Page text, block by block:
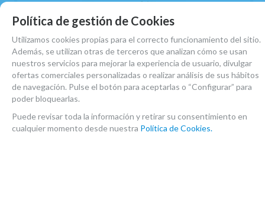
DONDEYNE, DESIRE.- SINFONIA DE LOS
CLARINETES SEXTETO CLARINETES
(PARTES)
EN STOCK. CÓMPRALO Y LO RECIBIRÁS AL DIA SIGUIENTE LABORABLE
ANTES DE LAS 14:00 HORAS PENINSULA
24,55€
- +
Política de gestión de Cookies
Utilizamos cookies propias para el correcto funcionamiento del sitio.
Además, se utilizan otras de terceros que analizan cómo se usan
nuestros servicios para mejorar la experiencia de usuario, divulgar
ofertas comerciales personalizadas o realizar análisis de sus hábitos
de navegación. Pulse el botón para aceptarlas o “Configurar” para
poder bloquearlas.
Puede revisar toda la información y retirar su consentimiento en
cualquier momento desde nuestra Política de Cookies.